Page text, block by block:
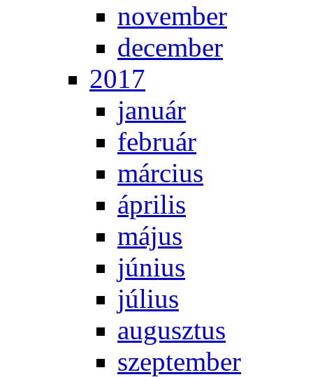
no­vem­ber
de­cem­ber
2017
ja­nu­ár
feb­ru­ár
már­ci­us
áp­ri­lis
má­jus
jú­ni­us
jú­li­us
au­gusz­tus
szep­tem­ber